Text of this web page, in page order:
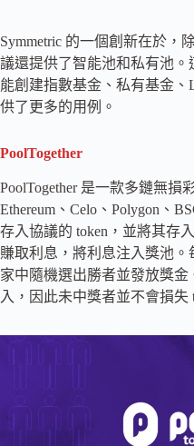
Symmetric 的一個創新在於，
議還提供了智能池和私有池
能創建指數基金、私有基金、
供了更多的用例。
PoolTogether
PoolTogether 是一款多鏈無損
Ethereum、Celo、Polygon、
存入協議的 token，並將其存
賺取利息，將利息注入獎池
家中隨機選出勝者並發放獎
入，因此未中獎者並不會損失